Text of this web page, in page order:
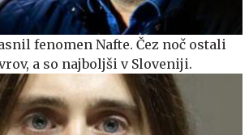
fenomen Nafte. Čez noč ostali
a so najboljši v Sloveniji.